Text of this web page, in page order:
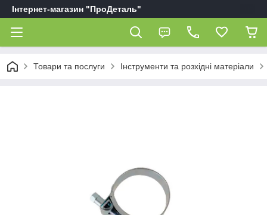
Інтернет-магазин "ПроДеталь"
Товари та послуги Інструменти та розхідні матеріали